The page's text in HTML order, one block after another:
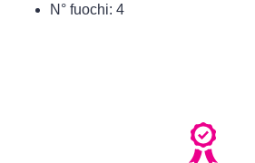
N° fuochi: 4